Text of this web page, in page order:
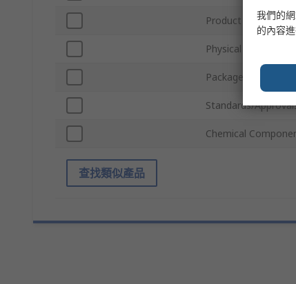
Product Type
Physical State
Package Size
Standards/
Chemical
查找類似產品
我們的
的內容